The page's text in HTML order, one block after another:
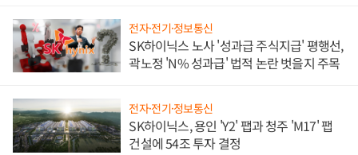
전자·전기·정보통신
SK하이닉스 노사 '성과급 주식지급' 평행선,
곽노정 'N% 성과급' 법적 논란 벗을지 주목
전자·전기·정보통신
SK하이닉스, 용인 'Y2' 팹과 청주 'M17' 팹
건설에 54조 투자 결정